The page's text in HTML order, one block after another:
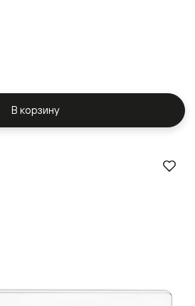
В корзину